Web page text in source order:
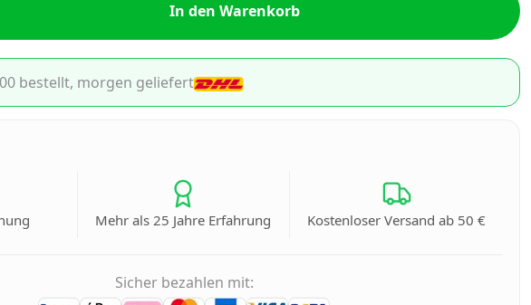
In den Warenkorb
bestellt, morgen geliefert
Mehr als 25 Jahre Erfahrung Kostenloser Versand ab 50 €
Sicher bezahlen mit: